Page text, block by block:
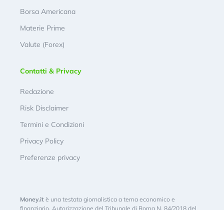
Borsa Americana
Materie Prime
Valute (Forex)
Contatti & Privacy
Redazione
Risk Disclaimer
Termini e Condizioni
Privacy Policy
Preferenze privacy
Money.it è una testata giornalistica a tema economico e
finanziario. Autorizzazione del Tribunale di Roma N. 84/2018 del